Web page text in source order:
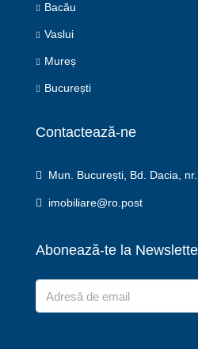
Bacău
Vaslui
Mureș
București
Contactează-ne
Mun. București, Bd. Dacia,
imobiliare@ro.post
Abonează-te la